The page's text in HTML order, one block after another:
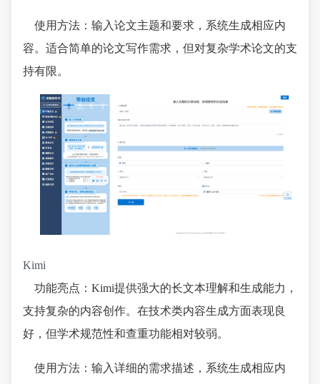
使用方法：输入论文主题和要求，系统生成相应内
容。适合简单的论文写作需求，但对复杂学术论文的支
持有限。
Kimi
功能亮点：Kimi提供强大的长文本理解和生成能力，
支持复杂的内容创作。在技术类内容生成方面表现良
好，但学术规范性和查重功能相对较弱。
使用方法：输入详细的需求描述，系统生成相应内